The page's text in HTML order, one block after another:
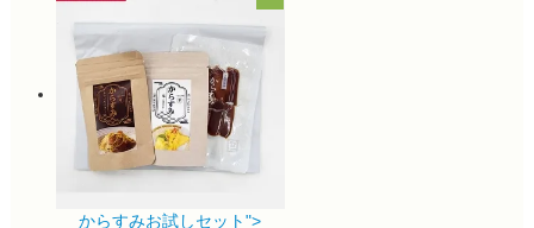
からすみお試しセット">